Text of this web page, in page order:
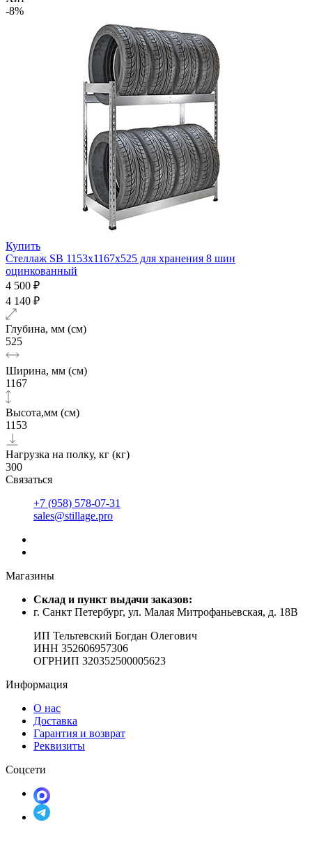
-8%
Купить
Стеллаж SB 1153х1167х525 для хранения 8 шин
оцинкованный
4 500 ₽
4 140 ₽
Глубина, мм (см)
525
Ширина, мм (см)
1167
Высота,мм (см)
1153
Нагрузка на полку, кг (кг)
300
Связаться
+7 (958) 578-07-31
sales@stillage.pro
Магазины
Cклад и пункт выдачи заказов:
г. Санкт Петербург, ул. Малая Митрофаньевская, д. 18В
ИП Тельтевский Богдан Олегович
ИНН 352606957306
ОГРНИП 320352500005623
Информация
О нас
Доставка
Гарантия и возврат
Реквизиты
Соцсети